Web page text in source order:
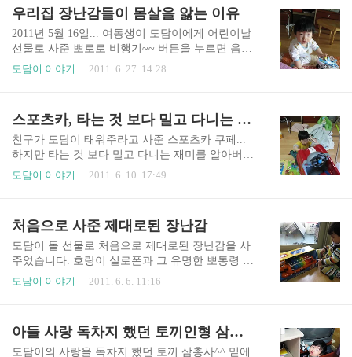
소리를 지르던 도담이... ( 자식 ㅡ.ㅡ;; 욕심은~ ) 그
래서 엄마는 ..
지 않았습니다. ㅇㅎㅎ 그런데 하루는 무슨 바람이
불었는지 아침부터 도담일 차에 태워 복도로 나갔
습니다. 그런데 마냥 좋아할 줄만 알았던 우리 도담
이 표정이... ' 엄마 오늘 뭐 잘못 드셨어요? ' 하는
것 같습니다. (ㅡ.ㅜ) 세수도 안한 부시시한 몰골로
게 보였을까요? 사실은 저도 처음엔 복도만 왔다갔
다 하려고..
우리집 장난감들이 몸살을 앓는 이유
2011년 5월 16일... 여동생이 도담이에게 어린이날
선물로 사준 뽀로로 비행기~~ 버튼을 누르면 음악
이 흘러 나오면서 혼자 움직이는 비행기랍니다. 앞
았습니다. 알아서 잘 움직이는 비행기를 밀고 당기
고 왜그리도 못살게 구는지... 결국 방향을 잡아주
는 앞바퀴에 문제가 생겼습니다. 앞으로 쭉쭉 나가
던 비행기가 제자리 돌기만 하게 되었죠. 그렇게 시
름시름 앓던 장난감 비행기는 심장과도 같은 건전
고 움직이지도 못한답니다. 다시 건전지를 끼워서
살려보려고 하면 도..
도담이 이야기 2011. 6. 27. 14:28
스포츠카, 타는 것 보다 밀고 다니는 게 더 잼있어
친구가 도담이 태워주라고 사준 스포츠카 쿠페...
하지만 타는 것 보다 밀고 다니는 재미를 알아버린
도담이랍니다. 처음엔 앉혀 놓으니 이것저것 눌러
저분하네요^^;; 자동차 바퀴가 장애물에 걸렸는지
있는 힘을 다해서 밀어봅니다. 슈웅~~ 용케 저기까
지 밀고 갔네요 ㅎㅎ 바퀴에 걸린 장애물은 바로 도
담이 뒤에 있는 세탁망이었습니다. 뭐가 그리도 신
나는지... 도담이가 이렇게 웃을 때마다 저도 신랑
힘들겠는데... 움직이지 않는 자동차를 물끄러미 바
라보던 도담이..
도담이 이야기 2011. 6. 10. 17:49
처음으로 사준 제대로된 장난감
도담이 돌 선물로 처음으로 제대로된 장난감을 사
주었습니다. 호랑이 실로폰과 그 유명한 뽀통령 기
차~~ 그동안 모빌이며 보행기며 좀 괜찮은 건 선물
작 빌려주진 않았었네요. 주방용품이나 청소기를
가지고 노는 도담일 본 친구는 장난감이 없어서 그
도담이 이야기 2011. 6. 6. 11:16
아들 사랑 독차지 했던 토끼인형 삼총사
도담이의 사랑을 독차지 했던 토끼 삼총사^^ 밑에